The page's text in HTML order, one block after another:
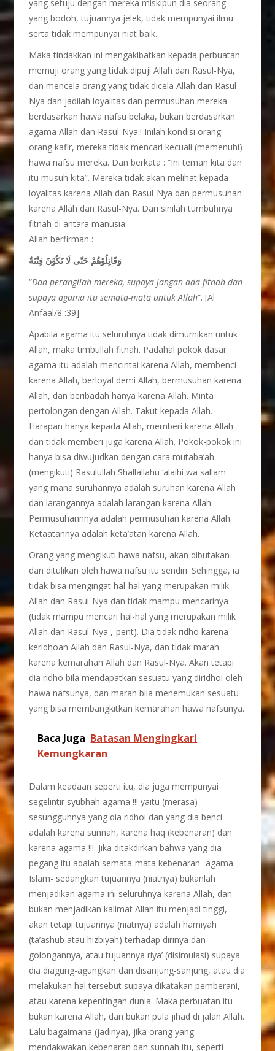
yang setuju dengan mereka miskipun dia seorang
yang bodoh, tujuannya jelek, tidak mempunyai ilmu
serta tidak mempunyai niat baik.
Maka tindakkan ini mengakibatkan kepada perbuatan
memuji orang yang tidak dipuji Allah dan Rasul-Nya,
dan mencela orang yang tidak dicela Allah dan Rasul-
Nya dan jadilah loyalitas dan permusuhan mereka
berdasarkan hawa nafsu belaka, bukan berdasarkan
agama Allah dan Rasul-Nya.! Inilah kondisi orang-
orang kafir, mereka tidak mencari kecuali (memenuhi)
hawa nafsu mereka. Dan berkata : “Ini teman kita dan
itu musuh kita”. Mereka tidak akan melihat kepada
loyalitas karena Allah dan Rasul-Nya dan permusuhan
karena Allah dan Rasul-Nya. Dari sinilah tumbuhnya
fitnah di antara manusia.
Allah berfirman :
وَقَاتِلُوْهُمْ حَتّٰى لَا تَكُوْنَ فِتْنَةٌ
“Dan perangilah mereka, supaya jangan ada fitnah dan
supaya agama itu semata-mata untuk Allah“. [Al
Anfaal/8 :39]
Apabila agama itu seluruhnya tidak dimurnikan untuk
Allah, maka timbullah fitnah. Padahal pokok dasar
agama itu adalah mencintai karena Allah, membenci
karena Allah, berloyal demi Allah, bermusuhan karena
Allah, dan beribadah hanya karena Allah. Minta
pertolongan dengan Allah. Takut kepada Allah.
Harapan hanya kepada Allah, memberi karena Allah
dan tidak memberi juga karena Allah. Pokok-pokok ini
hanya bisa diwujudkan dengan cara mutaba’ah
(mengikuti) Rasulullah Shallallahu ‘alaihi wa sallam
yang mana suruhannya adalah suruhan karena Allah
dan larangannya adalah larangan karena Allah.
Permusuhannnya adalah permusuhan karena Allah.
Ketaatannya adalah keta’atan karena Allah.
Orang yang mengikuti hawa nafsu, akan dibutakan
dan ditulikan oleh hawa nafsu itu sendiri. Sehingga, ia
tidak bisa mengingat hal-hal yang merupakan milik
Allah dan Rasul-Nya dan tidak mampu mencarinya
(tidak mampu mencari hal-hal yang merupakan milik
Allah dan Rasul-Nya ,-pent). Dia tidak ridho karena
keridhoan Allah dan Rasul-Nya, dan tidak marah
karena kemarahan Allah dan Rasul-Nya. Akan tetapi
dia ridho bila mendapatkan sesuatu yang diridhoi oleh
hawa nafsunya, dan marah bila menemukan sesuatu
yang bisa membangkitkan kemarahan hawa nafsunya.
Baca Juga Batasan Mengingkari
Kemungkaran
Dalam keadaan seperti itu, dia juga mempunyai
segelintir syubhah agama !!! yaitu (merasa)
sesungguhnya yang dia ridhoi dan yang dia benci
adalah karena sunnah, karena haq (kebenaran) dan
karena agama !!!. Jika ditakdirkan bahwa yang dia
pegang itu adalah semata-mata kebenaran -agama
Islam- sedangkan tujuannya (niatnya) bukanlah
menjadikan agama ini seluruhnya karena Allah, dan
bukan menjadikan kalimat Allah itu menjadi tinggi,
akan tetapi tujuannya (niatnya) adalah hamiyah
(ta’ashub atau hizbiyah) terhadap dirinya dan
golongannya, atau tujuannya riya’ (disimulasi) supaya
dia diagung-agungkan dan disanjung-sanjung, atau dia
melakukan hal tersebut supaya dikatakan pemberani,
atau karena kepentingan dunia. Maka perbuatan itu
bukan karena Allah, dan bukan pula jihad di jalan Allah.
Lalu bagaimana (jadinya), jika orang yang
mendakwakan kebenaran dan sunnah itu, seperti